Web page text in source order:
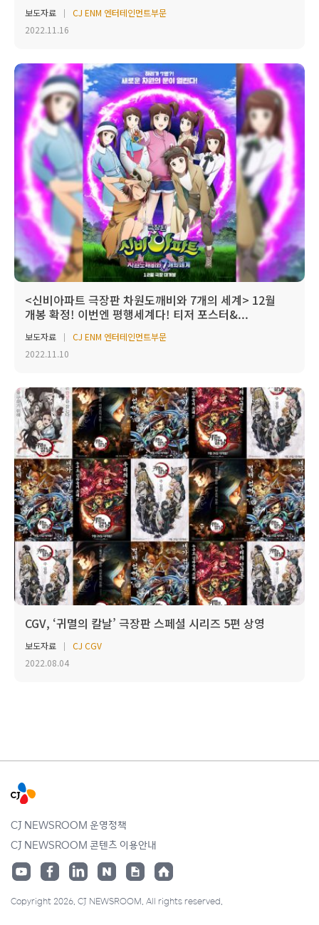
보도자료
CJ ENM 엔터테인먼트부문
2022.11.16
<신비아파트 극장판 차원도깨비와 7개의 세계> 12월
개봉 확정! 이번엔 평행세계다! 티저 포스터&...
보도자료
CJ ENM 엔터테인먼트부문
2022.11.10
CGV, ‘귀멸의 칼날’ 극장판 스페셜 시리즈 5편 상영
보도자료
CJ CGV
2022.08.04
CJ NEWSROOM 운영정책
CJ NEWSROOM 콘텐츠 이용안내
Copyright 2026. CJ NEWSROOM. All rights reserved.